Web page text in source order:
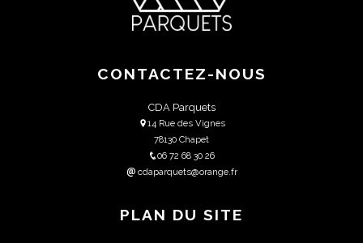
CONTACTEZ-NOUS
CDA Parquets
14 Rue des Vignes
78130 Chapet
06 72 68 30 26
cdaparquets@orange.fr
PLAN DU SITE